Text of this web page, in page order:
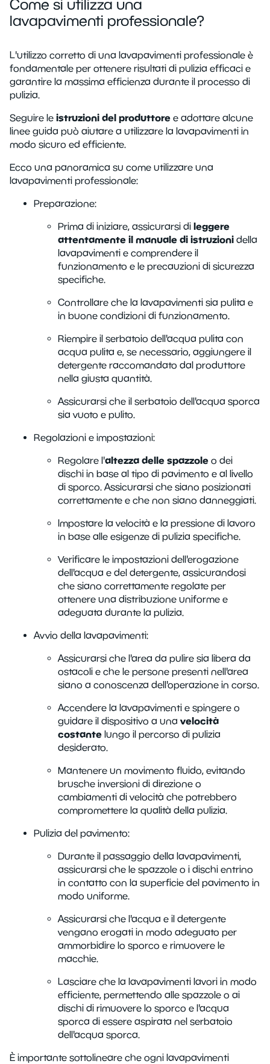
Come si utilizza una
lavapavimenti professionale?
L'utilizzo corretto di una lavapavimenti professionale è
fondamentale per ottenere risultati di pulizia efficaci e
garantire la massima efficienza durante il processo di
pulizia.
Seguire le istruzioni del produttore e adottare alcune
linee guida può aiutare a utilizzare la lavapavimenti in
modo sicuro ed efficiente.
Ecco una panoramica su come utilizzare una
lavapavimenti professionale:
Preparazione:
Prima di iniziare, assicurarsi di leggere
attentamente il manuale di istruzioni della
lavapavimenti e comprendere il
funzionamento e le precauzioni di sicurezza
specifiche.
Controllare che la lavapavimenti sia pulita e
in buone condizioni di funzionamento.
Riempire il serbatoio dell'acqua pulita con
acqua pulita e, se necessario, aggiungere il
detergente raccomandato dal produttore
nella giusta quantità.
Assicurarsi che il serbatoio dell'acqua sporca
sia vuoto e pulito.
Regolazioni e impostazioni:
Regolare l'altezza delle spazzole o dei
dischi in base al tipo di pavimento e al livello
di sporco. Assicurarsi che siano posizionati
correttamente e che non siano danneggiati.
Impostare la velocità e la pressione di lavoro
in base alle esigenze di pulizia specifiche.
Verificare le impostazioni dell'erogazione
dell'acqua e del detergente, assicurandosi
che siano correttamente regolate per
ottenere una distribuzione uniforme e
adeguata durante la pulizia.
Avvio della lavapavimenti:
Assicurarsi che l'area da pulire sia libera da
ostacoli e che le persone presenti nell'area
siano a conoscenza dell'operazione in corso.
Accendere la lavapavimenti e spingere o
guidare il dispositivo a unavelocità
costante lungo il percorso di pulizia
desiderato.
Mantenere un movimento fluido, evitando
brusche inversioni di direzione o
cambiamenti di velocità che potrebbero
compromettere la qualità della pulizia.
Pulizia del pavimento:
Durante il passaggio della lavapavimenti,
assicurarsi che le spazzole o i dischi entrino
in contatto con la superficie del pavimento in
modo uniforme.
Assicurarsi che l'acqua e il detergente
vengano erogati in modo adeguato per
ammorbidire lo sporco e rimuovere le
macchie.
Lasciare che la lavapavimenti lavori in modo
efficiente, permettendo alle spazzole o ai
dischi di rimuovere lo sporco e l'acqua
sporca di essere aspirata nel serbatoio
dell'acqua sporca.
È importante sottolineare che ogni lavapavimenti